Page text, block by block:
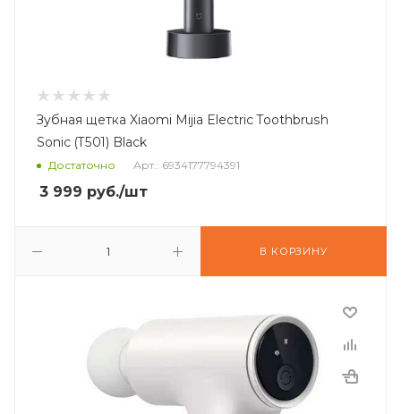
Зубная щетка Xiaomi Mijia Electric Toothbrush
Sonic (T501) Black
Достаточно Арт.: 6934177794391
3 999 руб./шт
В КОРЗИНУ